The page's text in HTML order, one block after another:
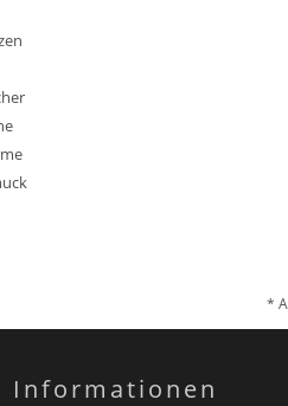
*
Informationen